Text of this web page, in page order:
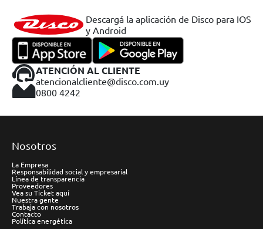
Descargá la aplicación de Disco para IOS
y Android
ATENCIÓN AL CLIENTE
atencionalcliente@disco.com.uy
0800 4242
Nosotros
La Empresa
Responsabilidad social y empresarial
Línea de transparencia
Proveedores
Vea su Ticket aquí
Nuestra gente
Trabaja con nosotros
Contacto
Política energética